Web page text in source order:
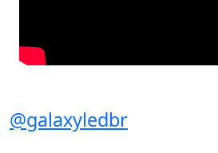
@galaxyledbr